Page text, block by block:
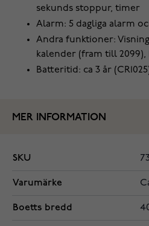
sekunds stoppur, timer
Alarm: 5 dagliga alarm
Andra funktioner:
kalender (fram till 2099),
Batteritid: ca 3 år
MER INFORMATION
SKU
Varumärke
Boetts bredd